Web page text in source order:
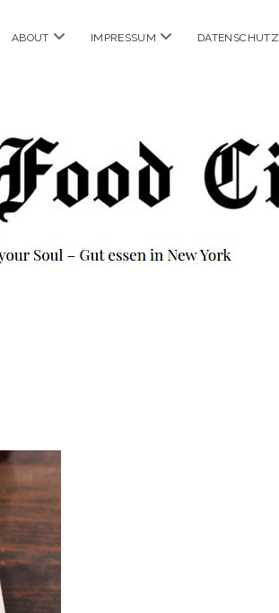
ABOUT Menü
IMPRESSUM Menü
DATENSCHUTZ